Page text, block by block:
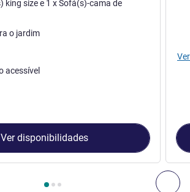
1 : Quarto de luxo, vista para o
1 x Sofá(s)-cama de
o jardim
acessível
Ver disponibilidades